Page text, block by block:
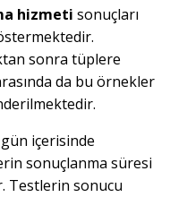
hizmeti sonuçları
sonra tüplere
da bu örnekler
içerisinde
sonuçlanma süresi
Testlerin sonucu